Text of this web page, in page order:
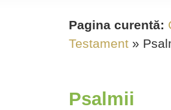
Pagina curentă:
Testament »
Psalmii